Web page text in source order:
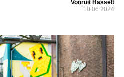
Vooruit Hasselt
10.06.2024